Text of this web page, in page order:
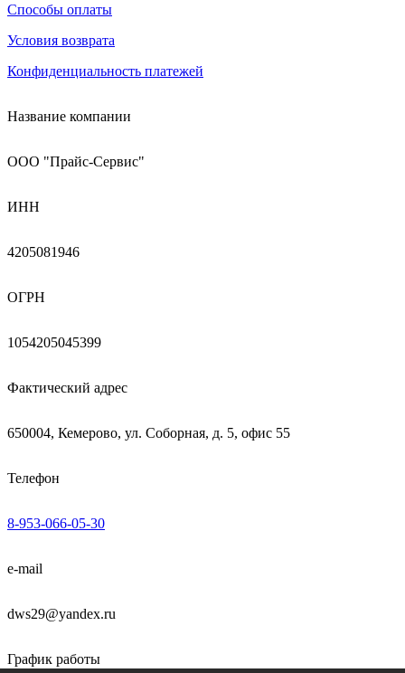
Способы оплаты
Условия возврата
Конфиденциальность платежей
Название компании
ООО "Прайс-Сервис"
ИНН
4205081946
ОГРН
1054205045399
Фактический адрес
650004, Кемерово, ул. Соборная, д. 5, офис 55
Телефон
8-953-066-05-30
e-mail
dws29@yandex.ru
График работы